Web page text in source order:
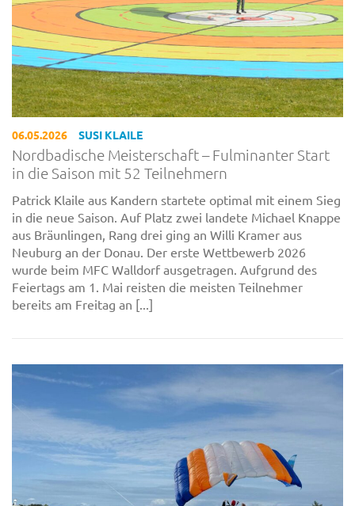
06.05.2026 SUSI KLAILE
Nordbadische Meisterschaft – Fulminanter Start
in die Saison mit 52 Teilnehmern
Patrick Klaile aus Kandern startete optimal mit einem Sieg
in die neue Saison. Auf Platz zwei landete Michael Knappe
aus Bräunlingen, Rang drei ging an Willi Kramer aus
Neuburg an der Donau. Der erste Wettbewerb 2026
wurde beim MFC Walldorf ausgetragen. Aufgrund des
Feiertags am 1. Mai reisten die meisten Teilnehmer
bereits am Freitag an [...]